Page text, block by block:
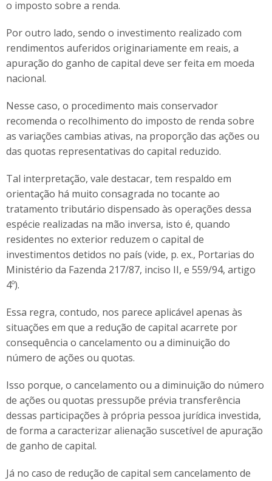
o imposto sobre a renda.
Por outro lado, sendo o investimento realizado com
rendimentos auferidos originariamente em reais, a
apuração do ganho de capital deve ser feita em moeda
nacional.
Nesse caso, o procedimento mais conservador
recomenda o recolhimento do imposto de renda sobre
as variações cambias ativas, na proporção das ações ou
das quotas representativas do capital reduzido.
Tal interpretação, vale destacar, tem respaldo em
orientação há muito consagrada no tocante ao
tratamento tributário dispensado às operações dessa
espécie realizadas na mão inversa, isto é, quando
residentes no exterior reduzem o capital de
investimentos detidos no país (vide, p. ex., Portarias do
Ministério da Fazenda 217/87, inciso II, e 559/94, artigo
4º).
Essa regra, contudo, nos parece aplicável apenas às
situações em que a redução de capital acarrete por
consequência o cancelamento ou a diminuição do
número de ações ou quotas.
Isso porque, o cancelamento ou a diminuição do número
de ações ou quotas pressupõe prévia transferência
dessas participações à própria pessoa jurídica investida,
de forma a caracterizar alienação suscetível de apuração
de ganho de capital.
Já no caso de redução de capital sem cancelamento de